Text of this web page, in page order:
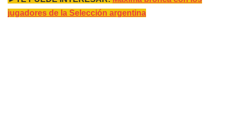
jugadores de la Selección argentina